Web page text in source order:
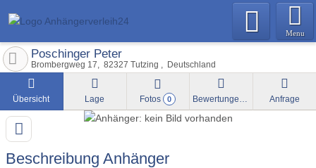
Menu
Poschinger Peter
Brombergweg 17 82327 Tutzing Deutschland
Übersicht Lage Fotos 0 Bewertungen Anfrage
Beschreibung Anhänger